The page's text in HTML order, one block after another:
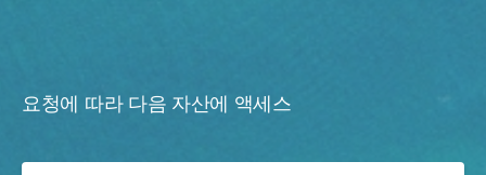
요청에 따라 다음 자산에 액세스